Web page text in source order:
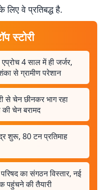
वे प्रतिबद्ध है.
स्टोरी
4 साल में ही जर्जर,
से ग्रामीण परेशान
से चेन छीनकर भाग रहा
की चेन बरामद
शुरू, 80 टन प्रतिमाह
का संगठन विस्तार, नई
पहुंचने की तैयारी